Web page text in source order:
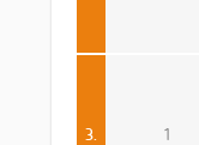
3. 1